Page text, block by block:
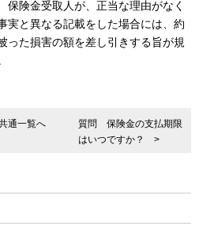
保険金受取人が、正当な理由がなく
実と異なる記載をした場合には、約
った損害の額を差し引きする旨が規
通一覧へ
質問 保険金の支払期限
はいつですか？ >